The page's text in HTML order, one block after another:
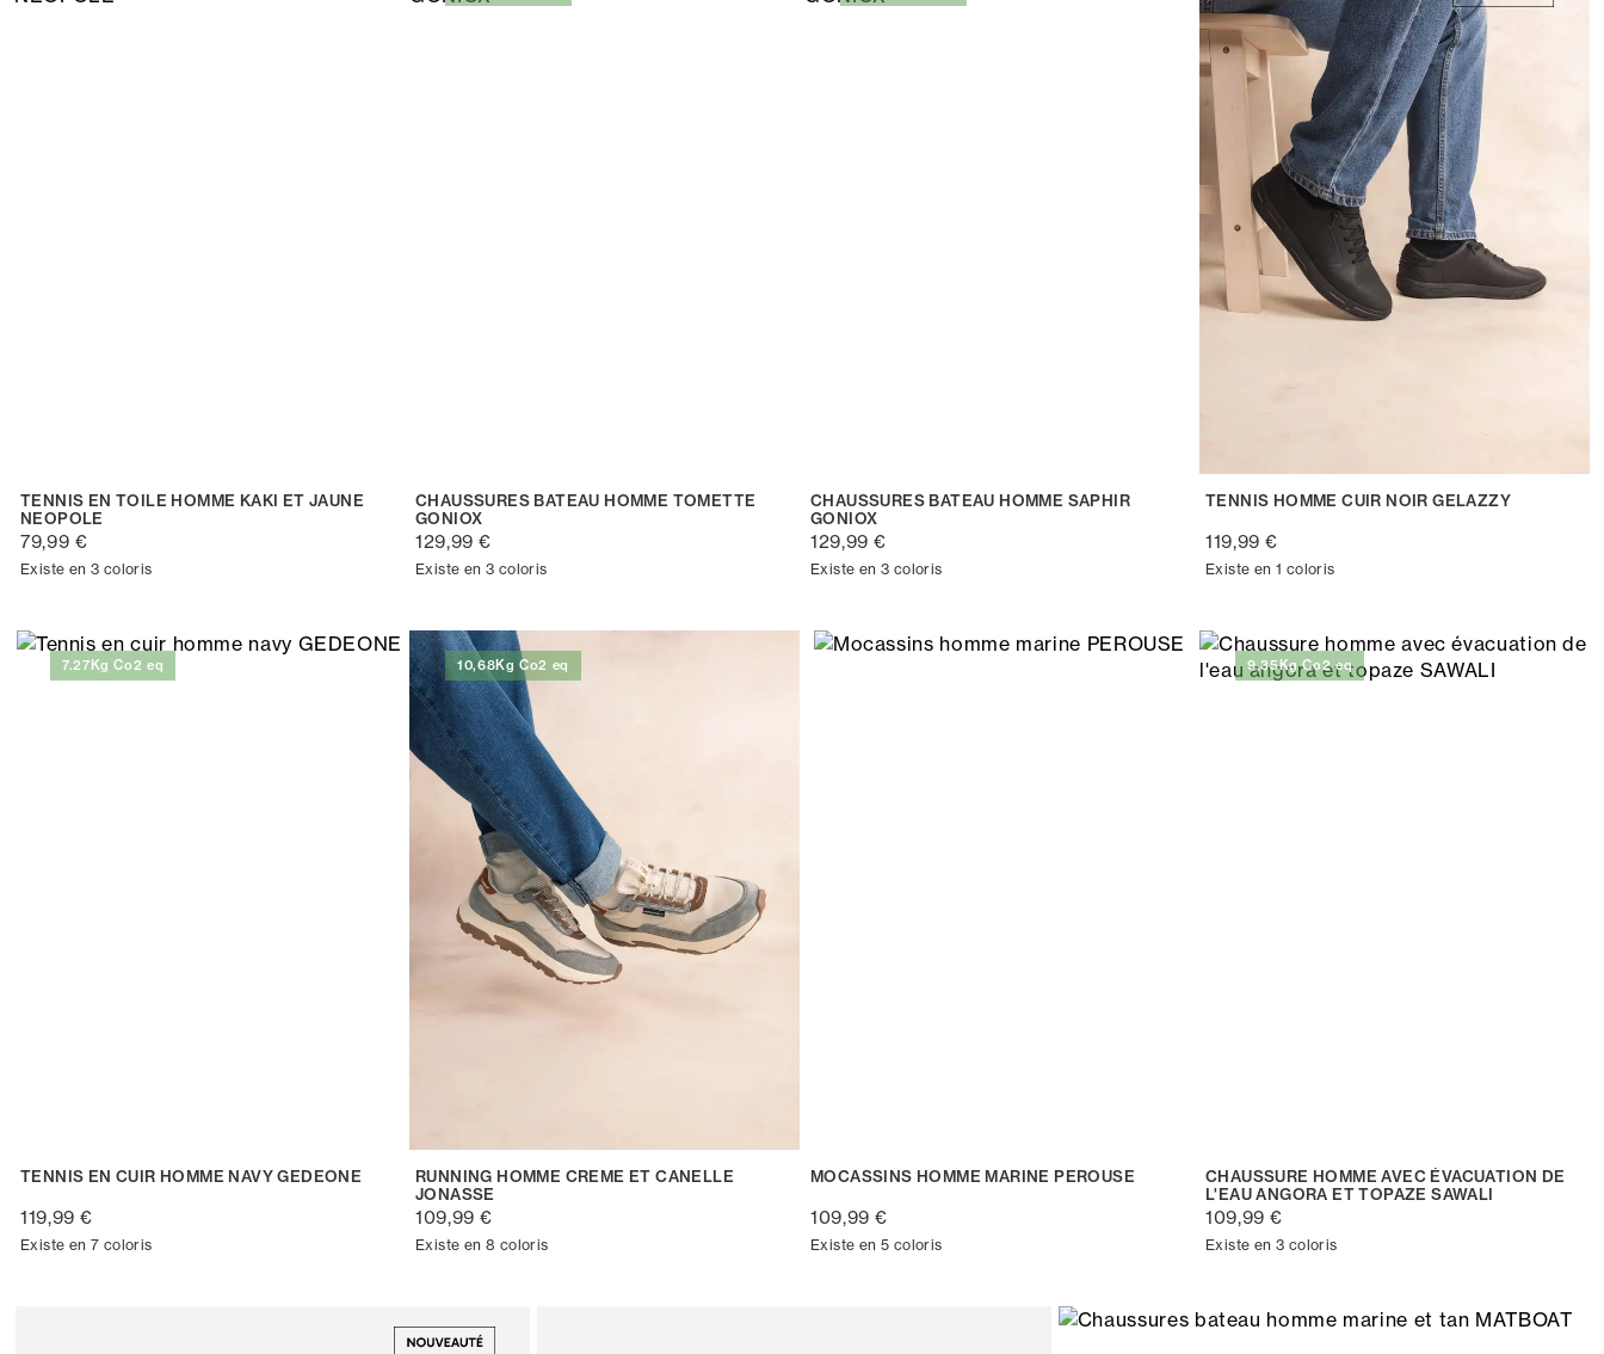
TENNIS EN TOILE HOMME KAKI ET JAUNE
NEOPOLE
79,99 €
Existe en 3 coloris
CHAUSSURES BATEAU HOMME TOMETTE
GONIOX
129,99 €
Existe en 3 coloris
CHAUSSURES BATEAU HOMME SAPHIR
GONIOX
129,99 €
Existe en 3 coloris
TENNIS HOMME CUIR NOIR GELAZZY
119,99 €
Existe en 1 coloris
7.27Kg Co2 eq
TENNIS EN CUIR HOMME NAVY GEDEONE
119,99 €
Existe en 7 coloris
10,68Kg Co2 eq
RUNNING HOMME CREME ET CANELLE
JONASSE
109,99 €
Existe en 8 coloris
MOCASSINS HOMME MARINE PEROUSE
109,99 €
Existe en 5 coloris
9,35Kg Co2 eq
CHAUSSURE HOMME AVEC ÉVACUATION DE
L'EAU ANGORA ET TOPAZE SAWALI
109,99 €
Existe en 3 coloris